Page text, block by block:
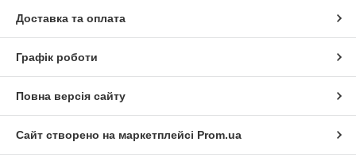
Доставка та оплата
Графік роботи
Повна версія сайту
Сайт створено на маркетплейсі Prom.ua